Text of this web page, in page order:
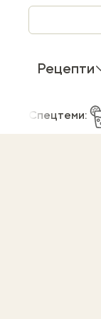
Рецепти
Спецтеми: